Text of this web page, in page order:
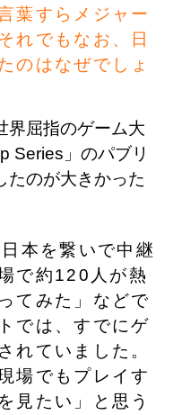
葉すらメジャー
れでもなお、日
のはなぜでしょ
界屈指のゲーム大
Series」のパブリ
たのが大きかった
本を繋いで中継
で約120人が熱
てみた」などで
では、すでにゲ
れていました。
場でもプレイす
見たい」と思う